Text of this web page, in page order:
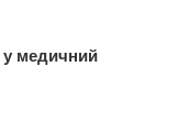
у медичний